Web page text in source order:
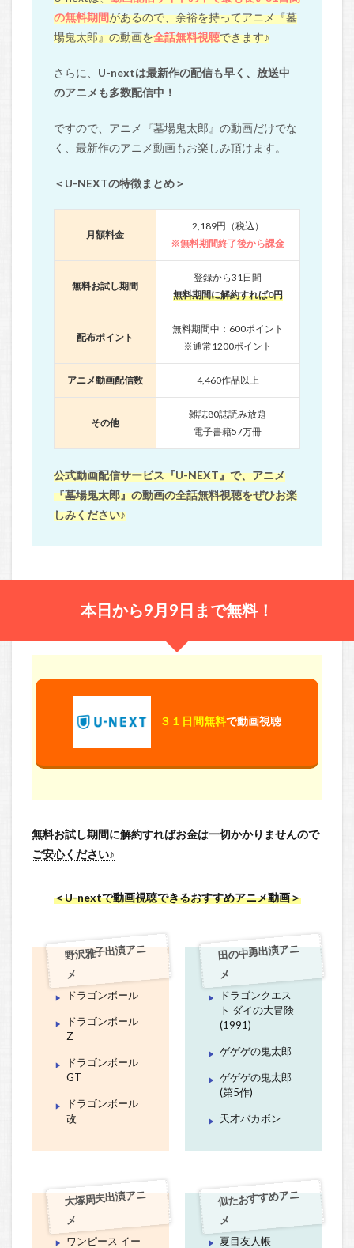
の無料期間があるので、余裕を持ってアニメ『墓
場鬼太郎』の動画を全話無料視聴できます♪
さらに、 U-nextは最新作の配信も早く、放送中
のアニメも多数配信中！
ですので、アニメ『墓場鬼太郎』の動画だけでな
く、最新作のアニメ動画もお楽しみ頂けます。
＜U-NEXTの特徴まとめ＞
月額料金
2,189円（税込）
※無料期間終了後から課金
無料お試し期間
登録から31日間
無料期間に解約すれば0円
配布ポイント
無料期間中：600ポイント
※通常1200ポイント
アニメ動画配信数 4,460作品以上
その他
雑誌80誌読み放題
電子書籍57万冊
公式動画配信サービス『U-NEXT』で、アニメ
『墓場鬼太郎』の動画の全話無料視聴をぜひお楽
しみください♪
本日から9月9日まで無料！
３１日間無料で動画視聴
無料お試し期間に解約すればお金は一切かかりませんので
ご安心ください♪
＜U-nextで動画視聴できるおすすめアニメ動画＞
野沢雅子出演アニ
メ
ドラゴンボール
ドラゴンボール
Z
ドラゴンボール
GT
ドラゴンボール
改
田の中勇出演アニ
メ
ドラゴンクエス
ト ダイの大冒険
(1991)
ゲゲゲの鬼太郎
ゲゲゲの鬼太郎
(第5作)
天才バカボン
大塚周夫出演アニ
メ
ワンピース イー
似たおすすめアニ
メ
夏目友人帳